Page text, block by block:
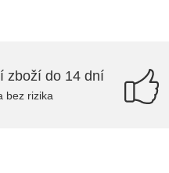
zboží do 14 dní
bez rizika